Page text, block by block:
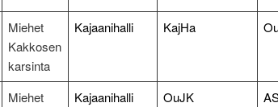
Miehet
Kakkosen
karsinta
Kajaanihalli KajHa
Miehet
Kajaanihalli OuJK